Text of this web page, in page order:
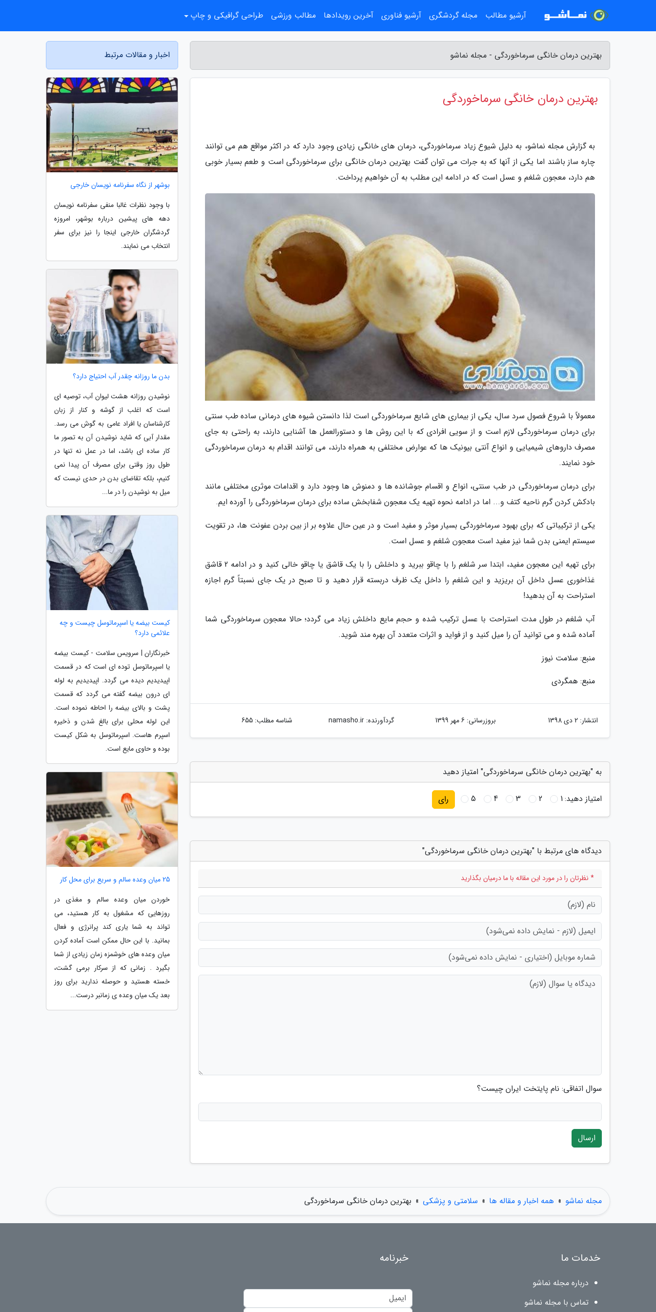
بهترین درمان خانگی سرماخوردگی - مجله نماشو
بهترین درمان خانگی سرماخوردگی
به گزارش مجله نماشو، به دلیل شیوع زیاد سرماخوردگی، درمان های خانگی زیادی وجود دارد که در اکثر مواقع هم می توانند
چاره ساز باشند اما یکی از آنها که به جرات می توان گفت بهترین درمان خانگی برای سرماخوردگی است و طعم بسیار خوبی
هم دارد، معجون شلغم و عسل است که در ادامه این مطلب به آن خواهیم پرداخت.
معمولاً با شروع فصول سرد سال، یکی از بیماری های شایع سرماخوردگی است لذا دانستن شیوه های درمانی ساده طب سنتی
برای درمان سرماخوردگی لازم است و از سویی افرادی که با این روش ها و دستورالعمل ها آشنایی دارند، به راحتی به جای
مصرف داروهای شیمیایی و انواع آنتی بیونیک ها که عوارض مختلفی به همراه دارند، می توانند اقدام به درمان سرماخوردگی
خود نمایند.
برای درمان سرماخوردگی در طب سنتی، انواع و اقسام جوشانده ها و دمنوش ها وجود دارد و اقدامات موثری مختلفی مانند
بادکش کردن گرم ناحیه کتف و... اما در ادامه نحوه تهیه یک معجون شفابخش ساده برای درمان سرماخوردگی را آورده ایم.
یکی از ترکیباتی که برای بهبود سرماخوردگی بسیار موثر و مفید است و در عین حال علاوه بر از بین بردن عفونت ها، در تقویت
سیستم ایمنی بدن شما نیز مفید است معجون شلغم و عسل است.
برای تهیه این معجون مفید، ابتدا سر شلغم را با چاقو ببرید و داخلش را با یک قاشق یا چاقو خالی کنید و در ادامه 2 قاشق
غذاخوری عسل داخل آن بریزید و این شلغم را داخل یک ظرف دربسته قرار دهید و تا صبح در یک جای نسبتاً گرم اجازه
استراحت به آن بدهید!
آب شلغم در طول مدت استراحت با عسل ترکیب شده و حجم مایع داخلش زیاد می گردد؛ حالا معجون سرماخوردگی شما
آماده شده و می توانید آن را میل کنید و از فواید و اثرات متعدد آن بهره مند شوید.
منبع: سلامت نیوز
منبع: همگردی
انتشار: 2 دی 1398 بروزرسانی: 6 مهر 1399 گردآورنده:namasho.ir شناسه مطلب: 655
به "بهترین درمان خانگی سرماخوردگی" امتیاز دهید
امتیاز دهید:1
2
3
4
5 رای
دیدگاه های مرتبط با "بهترین درمان خانگی سرماخوردگی"
* نظرتان را در مورد این مقاله با ما درمیان بگذارید
سوال اتفاقی: نام پایتخت ایران چیست؟
ارسال
اخبار و مقالات مرتبط
بوشهر از نگاه سفرنامه نویسان خارجی
با وجود نظرات غالبا منفی سفرنامه نویسان
دهه های پیشین درباره بوشهر، امروزه
گردشگران خارجی اینجا را نیز برای سفر
انتخاب می نمایند.
بدن ما روزانه چقدر آب احتیاج دارد؟
نوشیدن روزانه هشت لیوان آب، توصیه ای
است که اغلب از گوشه و کنار از زبان
کارشناسان یا افراد عامی به گوش می رسد.
مقدار آبی که شاید نوشیدن آن به تصور ما
کار ساده ای باشد، اما در عمل نه تنها در
طول روز وقتی برای مصرف آن پیدا نمی
کنیم، بلکه تقاضای بدن در حدی نیست که
میل به نوشیدن را در ما...
کیست بیضه یا اسپرماتوسل چیست و چه
علائمی دارد؟
خبرنگاران | سرویس سلامت - کیست بیضه
یا اسپرماتوسل توده ای است که در قسمت
اپیدیدیم دیده می گردد. اپیدیدیم به لوله
ای درون بیضه گفته می گردد که قسمت
پشت و بالای بیضه را احاطه نموده است.
این لوله محلی برای بالغ شدن و ذخیره
اسپرم هاست. اسپرماتوسل به شکل کیست
بوده و حاوی مایع است.
25 میان وعده سالم و سریع برای محل کار
خوردن میان وعده سالم و مغذی در
روزهایی که مشغول به کار هستید، می
تواند به شما یاری کند پرانرژی و فعال
بمانید. با این حال ممکن است آماده کردن
میان وعده های خوشمزه زمان زیادی از شما
بگیرد . زمانی که از سرکار برمی گشت،
خسته هستید و حوصله ندارید برای روز
بعد یک میان وعده ی زمانبر درست...
مجله نماشو » همه اخبار و مقاله ها » سلامتی و پزشکی » بهترین درمان خانگی سرماخوردگی
آرشیو مطالب مجله گردشگری آرشیو فناوری آخرین رویدادها مطالب ورزشی طراحی گرافیکی و چاپ
خدمات ما
درباره مجله نماشو
تماس با مجله نماشو
خبرنامه